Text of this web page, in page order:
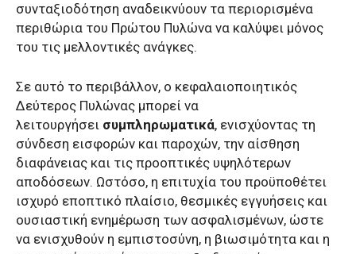
συνταξιοδότηση αναδεικνύουν τα περιορισμένα
περιθώρια του Πρώτου Πυλώνα να καλύψει μόνος
του τις μελλοντικές ανάγκες.
Σε αυτό το περιβάλλον, ο κεφαλαιοποιητικός
Δεύτερος Πυλώνας μπορεί να
λειτουργήσει συμπληρωματικά, ενισχύοντας τη
σύνδεση εισφορών και παροχών, την αίσθηση
διαφάνειας και τις προοπτικές υψηλότερων
αποδόσεων. Ωστόσο, η επιτυχία του προϋποθέτει
ισχυρό εποπτικό πλαίσιο, θεσμικές εγγυήσεις και
ουσιαστική ενημέρωση των ασφαλισμένων, ώστε
να ενισχυθούν η εμπιστοσύνη, η βιωσιμότητα και η